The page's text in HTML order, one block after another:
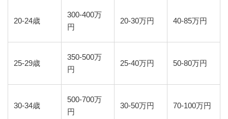
20-24歳
300-400万
円
20-30万円 40-85万円
25-29歳
350-500万
円
25-40万円 50-80万円
30-34歳
500-700万
円
30-50万円 70-100万円